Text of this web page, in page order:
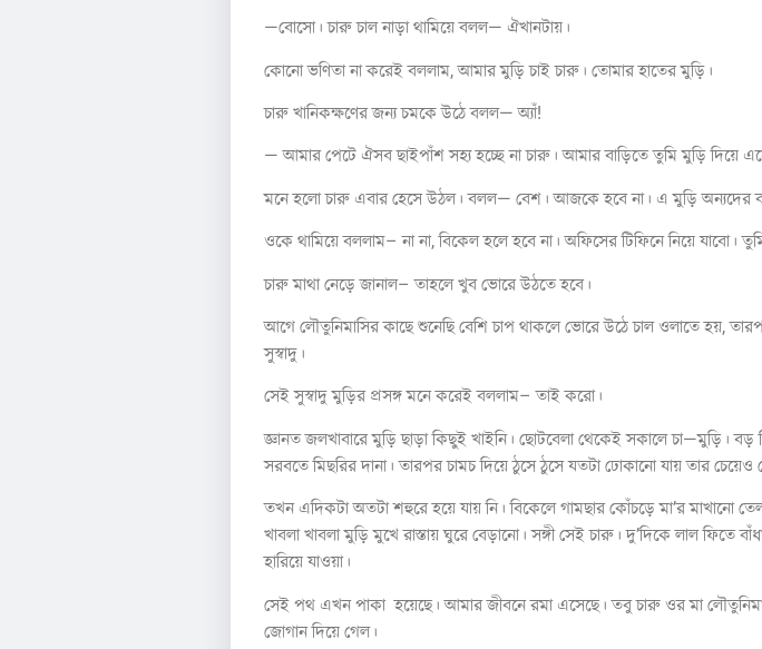
—বোসো। চারু চাল নাড়া থামিয়ে বলল— ঐখানটায়।
কোনো ভণিতা না করেই বললাম, আমার মুড়ি চাই চারু। তোমার হাতের মুড়ি।
চারু খানিকক্ষণের জন্য চমকে উঠে বলল— অ্যাঁ!
— আমার পেটে ঐসব ছাইপাঁশ সহ্য হচ্ছে না চারু। আমার বাড়িতে তুমি মুড়ি দিয়ে
মনে হলো চারু এবার হেসে উঠল। বলল— বেশ। আজকে হবে না। এ মুড়ি অন্যদের
ওকে থামিয়ে বললাম– না না, বিকেল হলে হবে না। অফিসের টিফিনে নিয়ে যাবো।
চারু মাথা নেড়ে জানাল– তাহলে খুব ভোরে উঠতে হবে।
আগে লৌতুনিমাসির কাছে শুনেছি বেশি চাপ থাকলে ভোরে উঠে চাল ওলাতে হয়,
সুস্বাদু।
সেই সুস্বাদু মুড়ির প্রসঙ্গ মনে করেই বললাম– তাই করো।
জ্ঞানত জলখাবারে মুড়ি ছাড়া কিছুই খাইনি। ছোটবেলা থেকেই সকালে চা—মুড়ি।
সরবতে মিছরির দানা। তারপর চামচ দিয়ে ঠুসে ঠুসে যতটা ঢোকানো যায় তার
তখন এদিকটা অতটা শহুরে হয়ে যায় নি। বিকেলে গামছার কোঁচড়ে মা’র মাখানো
খাবলা খাবলা মুড়ি মুখে রাস্তায় ঘুরে বেড়ানো। সঙ্গী সেই চারু। দু’দিকে লাল
হারিয়ে যাওয়া।
সেই পথ এখন পাকা হয়েছে। আমার জীবনে রমা এসেছে। তবু চারু ওর মা
জোগান দিয়ে গেল।